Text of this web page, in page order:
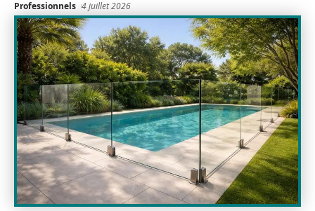
Professionnels 4 juillet 2026